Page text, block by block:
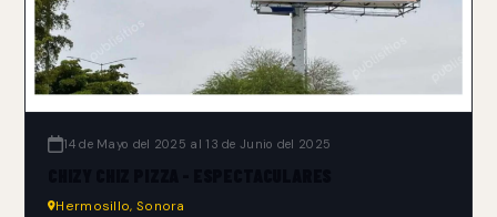
14 de Mayo del 2025 al 13 de Junio del 2025
Hermosillo, Sonora